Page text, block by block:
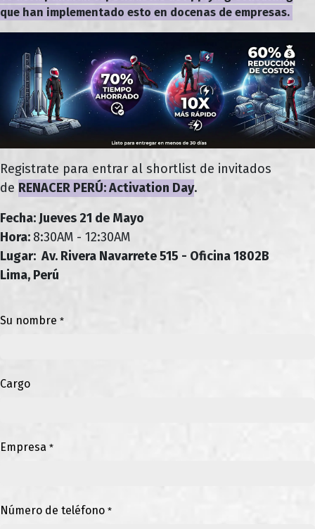
que han implementado esto en docenas de empresas.
Registrate para entrar al shortlist de invitados
de RENACER PERÚ: Activation Day.
Fecha: Jueves 21 de Mayo
Hora: 8:30AM - 12:30AM
Lugar: Av. Rivera Navarrete 515 - Oficina 1802B
Lima, Perú
Su nombre *
Cargo
Empresa *
Número de teléfono *